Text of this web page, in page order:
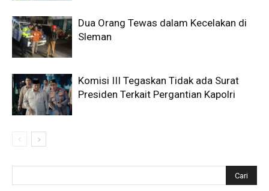
Dua Orang Tewas dalam Kecelakan di
Sleman
Komisi III Tegaskan Tidak ada Surat
Presiden Terkait Pergantian Kapolri